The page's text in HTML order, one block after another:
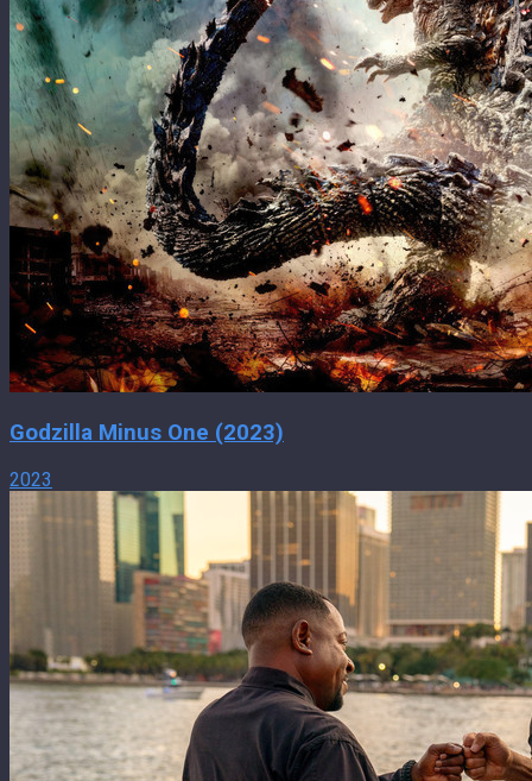
Godzilla Minus One (2023)
2023